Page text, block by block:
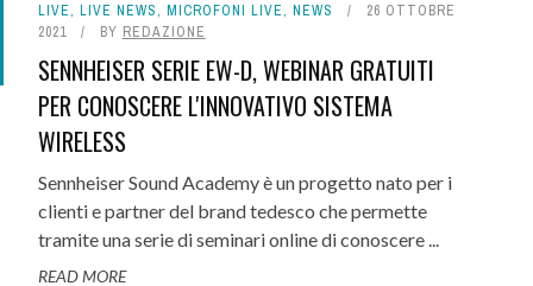
LIVE, LIVE NEWS, MICROFONI LIVE, NEWS
26 OTTOBRE
2021
BY REDAZIONE
SENNHEISER SERIE EW-D, WEBINAR GRATUITI
PER CONOSCERE L'INNOVATIVO SISTEMA
WIRELESS
Sennheiser Sound Academy è un progetto nato per i
clienti e partner del brand tedesco che permette
tramite una serie di seminari online di conoscere ...
READ MORE